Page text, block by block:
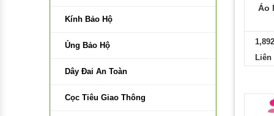
Giấy in V Paper
Giấy in Delight
Giấy in Copy Paper
Giấy in Subaru
Mặt Nạ Và Phin Lọc 3M
Mặt Nạ Và Phin Lọc Blue Eagle
Mặt Nạ Và Phin Lọc Green Eagle
Mặt Nạ Và Phin Lọc HoneyWell
Kính Bảo Hộ
Ủng Bảo Hộ
Dây Đai An Toàn
Cọc Tiêu Giao Thông
Áo
Liên